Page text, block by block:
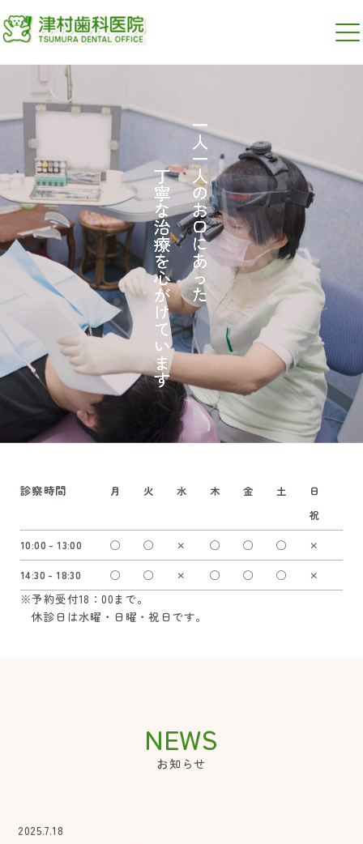
診察時間 月 火 水 木 金 土
日
祝
10:00 - 13:00 ◯ ◯ × ◯ ◯ ◯ ×
14:30 - 18:30 ◯ ◯ × ◯ ◯ ◯ ×
※予約受付18：00まで。
休診日は水曜・日曜・祝日です。
お知らせ
2025.7.18